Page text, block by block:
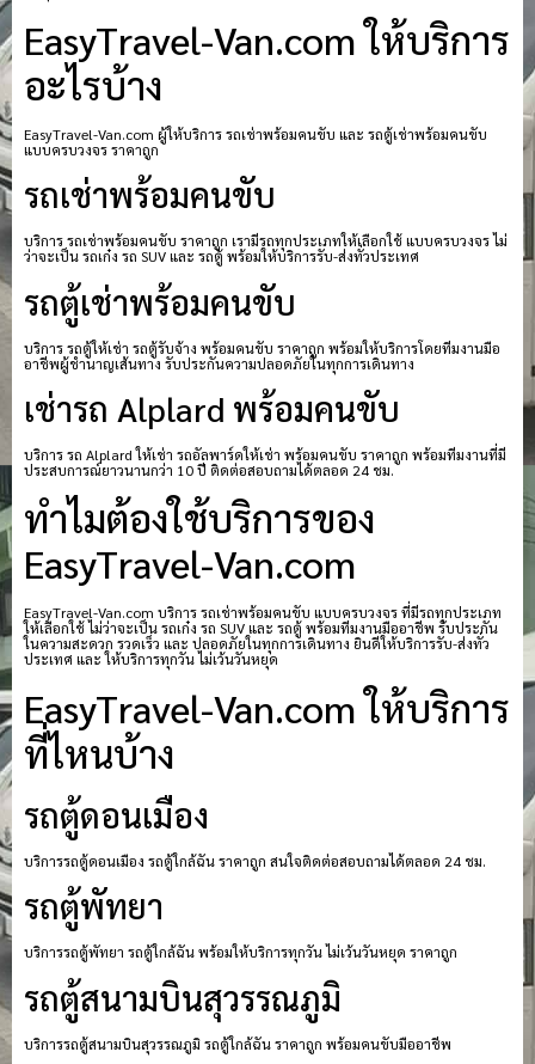
EasyTravel-Van.com ให้บริการ
อะไรบ้าง
EasyTravel-Van.com ผู้ให้บริการ รถเช่าพร้อมคนขับ และ รถตู้เช่าพร้อมคนขับ
แบบครบวงจร ราคาถูก
รถเช่าพร้อมคนขับ
บริการ รถเช่าพร้อมคนขับ ราคาถูก เรามีรถทุกประเภทให้เลือกใช้ แบบครบวงจร ไม่
ว่าจะเป็น รถเก๋ง รถ SUV และ รถตู้ พร้อมให้บริการรับ-ส่งทั่วประเทศ
รถตู้เช่าพร้อมคนขับ
บริการ รถตู้ให้เช่า รถตู้รับจ้าง พร้อมคนขับ ราคาถูก พร้อมให้บริการโดยทีมงานมือ
อาชีพผู้ชำนาญเส้นทาง รับประกันความปลอดภัยในทุกการเดินทาง
เช่ารถ Alplard พร้อมคนขับ
บริการ รถ Alplard ให้เช่า รถอัลพาร์ดให้เช่า พร้อมคนขับ ราคาถูก พร้อมทีมงานที่มี
ประสบการณ์ยาวนานกว่า 10 ปี ติดต่อสอบถามได้ตลอด 24 ชม.
ทำไมต้องใช้บริการของ
EasyTravel-Van.com
EasyTravel-Van.com บริการ รถเช่าพร้อมคนขับ แบบครบวงจร ที่มีรถทุกประเภท
ให้เลือกใช้ ไม่ว่าจะเป็น รถเก๋ง รถ SUV และ รถตู้ พร้อมทีมงานมืออาชีพ รับประกัน
ในความสะดวก รวดเร็ว และ ปลอดภัยในทุกการเดินทาง ยินดีให้บริการรับ-ส่งทั่ว
ประเทศ และ ให้บริการทุกวัน ไม่เว้นวันหยุด
EasyTravel-Van.com ให้บริการ
ที่ไหนบ้าง
รถตู้ดอนเมือง
บริการรถตู้ดอนเมือง รถตู้ใกล้ฉัน ราคาถูก สนใจติดต่อสอบถามได้ตลอด 24 ชม.
รถตู้พัทยา
บริการรถตู้พัทยา รถตู้ใกล้ฉัน พร้อมให้บริการทุกวัน ไม่เว้นวันหยุด ราคาถูก
รถตู้สนามบินสุวรรณภูมิ
บริการรถตู้สนามบินสุวรรณภูมิ รถตู้ใกล้ฉัน ราคาถูก พร้อมคนขับมืออาชีพ